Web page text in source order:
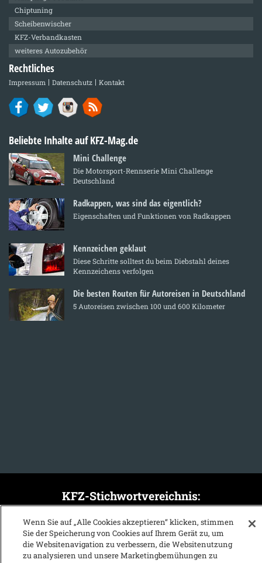
Chiptuning
Scheibenwischer
KFZ-Verbandkasten
weiteres Autozubehör
Rechtliches
Impressum Datenschutz Kontakt
Beliebte Inhalte auf KFZ-Mag.de
Mini Challenge
Die Motorsport-Rennserie Mini Challenge
Deutschland
Radkappen, was sind das eigentlich?
Eigenschaften und Funktionen von Radkappen
Kennzeichen geklaut
Diese Schritte solltest du beim Diebstahl deines
Kennzeichens verfolgen
Die besten Routen für Autoreisen in Deutschland
5 Autoreisen zwischen 100 und 600 Kilometer
KFZ-Stichwortvereichnis:
A B D F G
K
L M N O P Q R S
Wenn Sie auf „Alle Cookies akzeptieren“ klicken, stimmen
Sie der Speicherung von Cookies auf Ihrem Gerät zu, um
die Websitenavigation zu verbessern, die Websitenutzung
zu analysieren und unsere Marketingbemühungen zu